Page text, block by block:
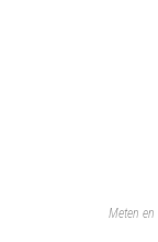
Meten en